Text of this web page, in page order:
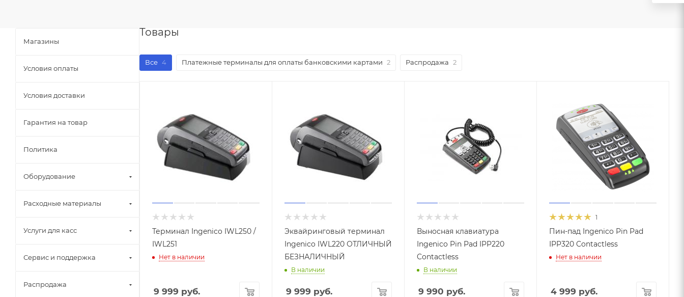
Товары
Все 4 Платежные терминалы для оплаты банковскими картами 2 Распродажа 2
Терминал Ingenico IWL250 /
IWL251
Нет в наличии
9 999 руб.
Эквайринговый терминал
Ingenico IWL220 ОТЛИЧНЫЙ
БЕЗНАЛИЧНЫЙ
В наличии
9 999 руб.
Выносная клавиатура
Ingenico Pin Pad IPP220
Contactless
В наличии
9 990 руб.
1
Пин-пад Ingenico Pin Pad
IPP320 Contactless
Нет в наличии
4 999 руб.
Магазины
Условия оплаты
Условия доставки
Гарантия на товар
Политика
Оборудование
Расходные материалы
Услуги для касс
Сервис и поддержка
Распродажа